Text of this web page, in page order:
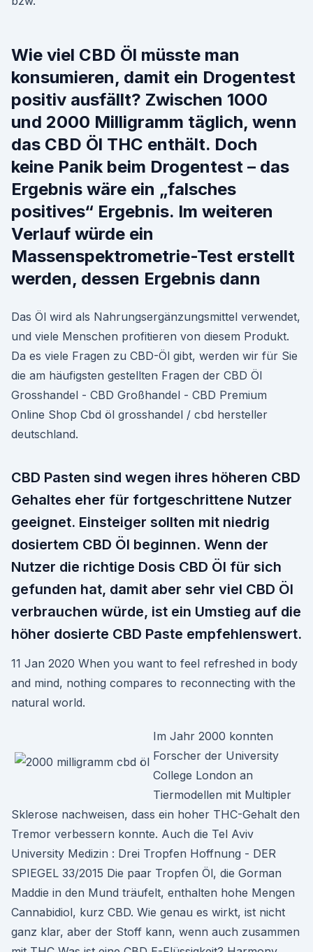
Wie viel CBD Öl müsste man
konsumieren, damit ein Drogentest
positiv ausfällt? Zwischen 1000
und 2000 Milligramm täglich, wenn
das CBD Öl THC enthält. Doch
keine Panik beim Drogentest – das
Ergebnis wäre ein „falsches
positives“ Ergebnis. Im weiteren
Verlauf würde ein
Massenspektrometrie-Test erstellt
werden, dessen Ergebnis dann
Das Öl wird als Nahrungsergänzungsmittel verwendet,
und viele Menschen profitieren von diesem Produkt.
Da es viele Fragen zu CBD-Öl gibt, werden wir für Sie
die am häufigsten gestellten Fragen der CBD Öl
Grosshandel - CBD Großhandel - CBD Premium
Online Shop Cbd öl grosshandel / cbd hersteller
deutschland.
CBD Pasten sind wegen ihres höheren CBD
Gehaltes eher für fortgeschrittene Nutzer
geeignet. Einsteiger sollten mit niedrig
dosiertem CBD Öl beginnen. Wenn der
Nutzer die richtige Dosis CBD Öl für sich
gefunden hat, damit aber sehr viel CBD Öl
verbrauchen würde, ist ein Umstieg auf die
höher dosierte CBD Paste empfehlenswert.
11 Jan 2020 When you want to feel refreshed in body
and mind, nothing compares to reconnecting with the
natural world.
Im Jahr 2000 konnten
Forscher der University
College London an
Tiermodellen mit Multipler
Sklerose nachweisen, dass ein hoher THC-Gehalt den
Tremor verbessern konnte. Auch die Tel Aviv
University Medizin : Drei Tropfen Hoffnung - DER
SPIEGEL 33/2015 Die paar Tropfen Öl, die Gorman
Maddie in den Mund träufelt, enthalten hohe Mengen
Cannabidiol, kurz CBD. Wie genau es wirkt, ist nicht
ganz klar, aber der Stoff kann, wenn auch zusammen